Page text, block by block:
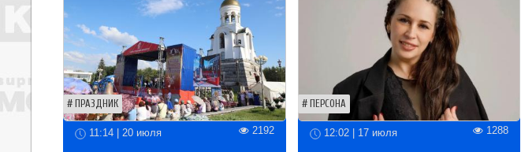
ПРАЗДНИК
11:14 | 20 июля 2192
ПЕРСОНА
12:02 | 17 июля 1288